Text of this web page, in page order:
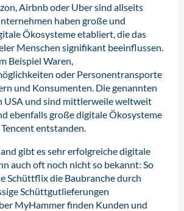
Airbnb oder Uber sind allseits
haben große und
Ökosysteme etabliert, die das
Menschen signifikant beeinflussen.
Beispiel Waren,
oder Personentransporte
und Konsumenten. Die genannten
USA und sind mittlerweile weltweit
ebenfalls große digitale Ökosysteme
entstanden.
gibt es sehr erfolgreiche digitale
auch oft noch nicht so bekannt: So
Schüttflix die Baubranche durch
Schüttgutlieferungen
MyHammer finden Kunden und